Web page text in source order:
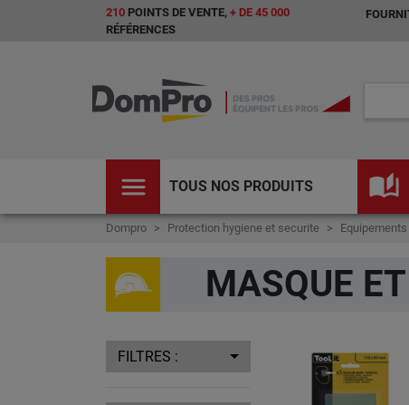
210 POINTS DE VENTE, + DE 45 000
RÉFÉRENCES
menu TOUS NOS PRODUITS auto_stories
Dompro Protection hygiene et securite
MASQUE
FILTRES :